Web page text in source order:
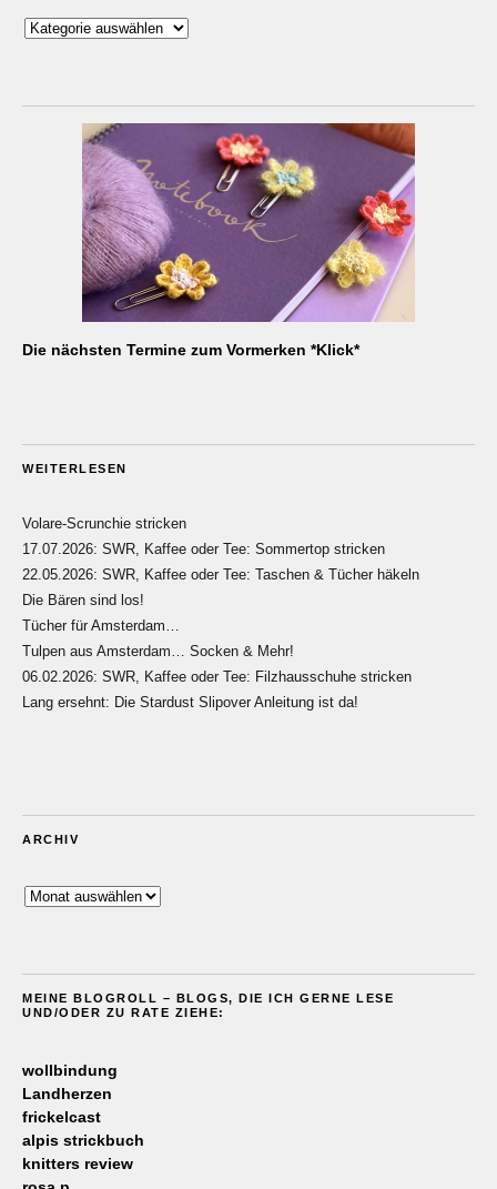
Kategorien
Die nächsten Termine zum Vormerken *Klick*
WEITERLESEN
Volare-Scrunchie stricken
17.07.2026: SWR, Kaffee oder Tee: Sommertop stricken
22.05.2026: SWR, Kaffee oder Tee: Taschen & Tücher häkeln
Die Bären sind los!
Tücher für Amsterdam…
Tulpen aus Amsterdam… Socken & Mehr!
06.02.2026: SWR, Kaffee oder Tee: Filzhausschuhe stricken
Lang ersehnt: Die Stardust Slipover Anleitung ist da!
ARCHIV
Archiv
MEINE BLOGROLL – BLOGS, DIE ICH GERNE LESE
UND/ODER ZU RATE ZIEHE:
wollbindung
Landherzen
frickelcast
alpis strickbuch
knitters review